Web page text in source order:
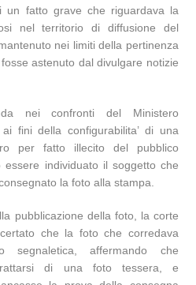
un fatto grave che riguardava la
nel territorio di diffusione del
nei limiti della pertinenza
astenuto dal divulgare notizie
nei confronti del Ministero
fini della configurabilita’ di una
per fatto illecito del pubblico
essere individuato il soggetto che
la foto alla stampa.
pubblicazione della foto, la corte
che la foto che corredava
segnaletica, affermando che
di una foto tessera, e